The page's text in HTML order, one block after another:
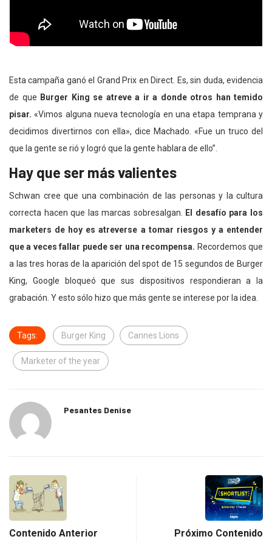
Esta campaña ganó el Grand Prix en Direct. Es, sin duda, evidencia
de que Burger King se atreve a ir a donde otros han temido
pisar. «Vimos alguna nueva tecnología en una etapa temprana y
decidimos divertirnos con ella», dice Machado. «Fue un truco del
que la gente se rió y logró que la gente hablara de ello”.
Hay que ser más valientes
Schwan cree que una combinación de las personas y la cultura
correcta hacen que las marcas sobresalgan.
El desafío para los
marketers de hoy es atreverse a tomar riesgos y a entender
que a veces fallar puede ser una recompensa. Recordemos que
a las tres horas de la aparición del spot de 15 segundos de Burger
King, Google bloqueó que sus dispositivos respondieran a la
grabación. Y esto sólo hizo que más gente se interese por la idea.
Tags: Burger King Cannes Lions
Marketer of the year
Pesantes Denise
Contenido Anterior Próximo Contenido